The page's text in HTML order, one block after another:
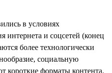
в условиях
интернета и соцсетей (конец
более технологически
социальную
короткие форматы контента.